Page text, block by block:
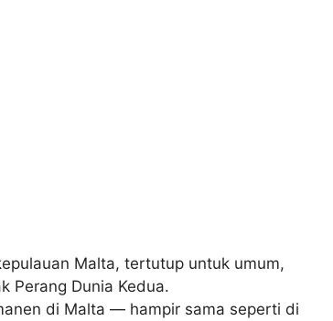
Malta, tertutup untuk umum,
Perang Dunia Kedua.
di Malta — hampir sama seperti di